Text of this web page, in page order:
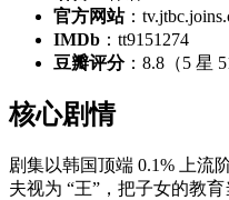
官方网站：
IMDb ：tt9151274
豆瓣评分：8.8（5 星
核心剧情
剧集以韩国顶端 0.1% 上流
夫视为 “王”，把子女的教